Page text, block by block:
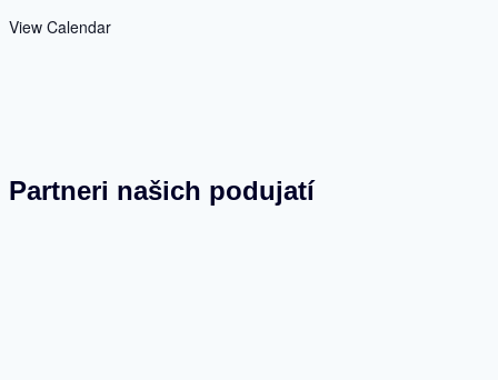
View Calendar
Partneri našich podujatí